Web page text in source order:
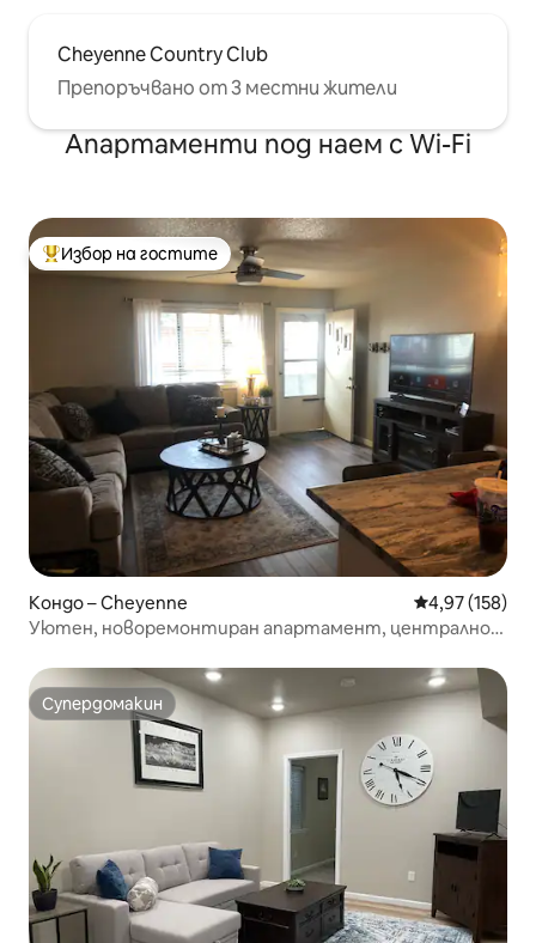
Cheyenne Country Club
Препоръчвано от 3 местни жители
Апартаменти под наем с Wi-Fi
Най-популярен избор на гостите
Избор на гостите
Кондо – Cheyenne Средна
4,97 (158)
Уютен, новоремонтиран апартамент, централно
Супердомакин
Супердомакин